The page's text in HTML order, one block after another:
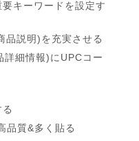
キーワードを設定す
説明)を充実させる
細情報)にUPCコー
品質&多く貼る